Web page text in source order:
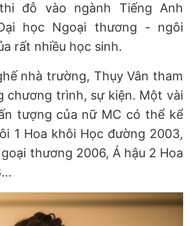
đỗ vào ngành Tiếng Anh
học Ngoại thương - ngôi
rất nhiều học sinh.
nhà trường, Thụy Vân tham
chương trình, sự kiện. Một vài
tượng của nữ MC có thể kể
1 Hoa khôi Học đường 2003,
thương 2006, Á hậu 2 Hoa